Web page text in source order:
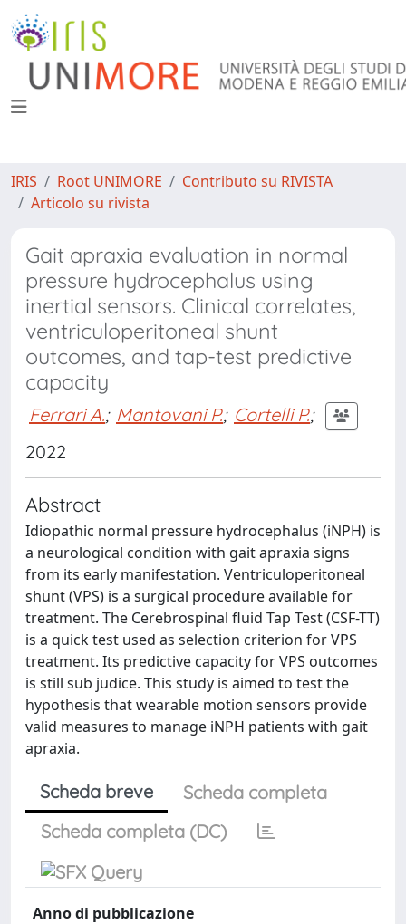
IRIS Root UNIMORE
Contributo su RIVISTA
Articolo su rivista
Gait apraxia evaluation in normal
pressure hydrocephalus using
inertial sensors. Clinical correlates,
ventriculoperitoneal shunt
outcomes, and tap-test predictive
capacity
Ferrari A.; Mantovani P.; Cortelli P.;
2022
Abstract
Idiopathic normal pressure hydrocephalus (iNPH) is
a neurological condition with gait apraxia signs
from its early manifestation. Ventriculoperitoneal
shunt (VPS) is a surgical procedure available for
treatment. The Cerebrospinal fluid Tap Test (CSF-TT)
is a quick test used as selection criterion for VPS
treatment. Its predictive capacity for VPS outcomes
is still sub judice. This study is aimed to test the
hypothesis that wearable motion sensors provide
valid measures to manage iNPH patients with gait
apraxia.
Scheda breve
Scheda completa
Scheda completa (DC)
Anno di pubblicazione